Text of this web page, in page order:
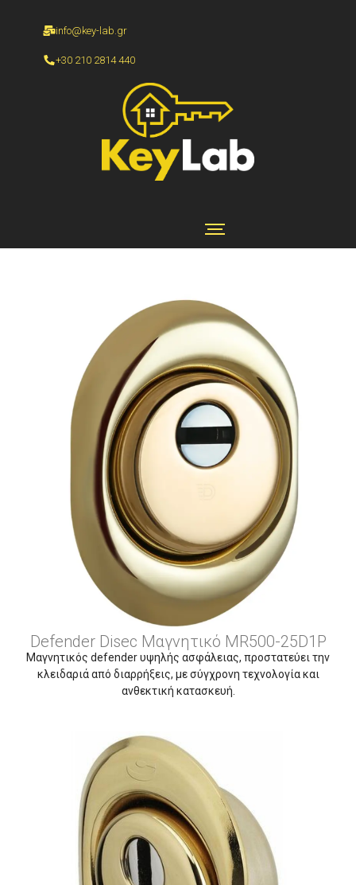
info@key-lab.gr
+30 210 2814 440
Defender Disec Μαγνητικό MR500-25D1P
Μαγνητικός defender υψηλής ασφάλειας, προστατεύει την
κλειδαριά από διαρρήξεις, με σύγχρονη τεχνολογία και
ανθεκτική κατασκευή.